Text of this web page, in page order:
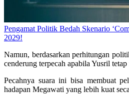
Pengamat Politik Bedah Skenario
2029!
Namun, berdasarkan perhitungan
cenderung terpecah apabila Yusril tetap
Pecahnya suara ini bisa membuat
hadapan Megawati yang lebih kuat